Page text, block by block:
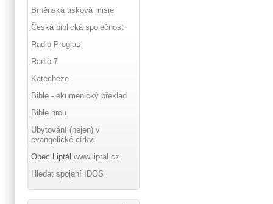
Brněnská tisková misie
Česká biblická společnost
Radio Proglas
Radio 7
Katecheze
Bible - ekumenický překlad
Bible hrou
Ubytování (nejen) v
evangelické církvi
Obec Liptál www.liptal.cz
Hledat spojení IDOS